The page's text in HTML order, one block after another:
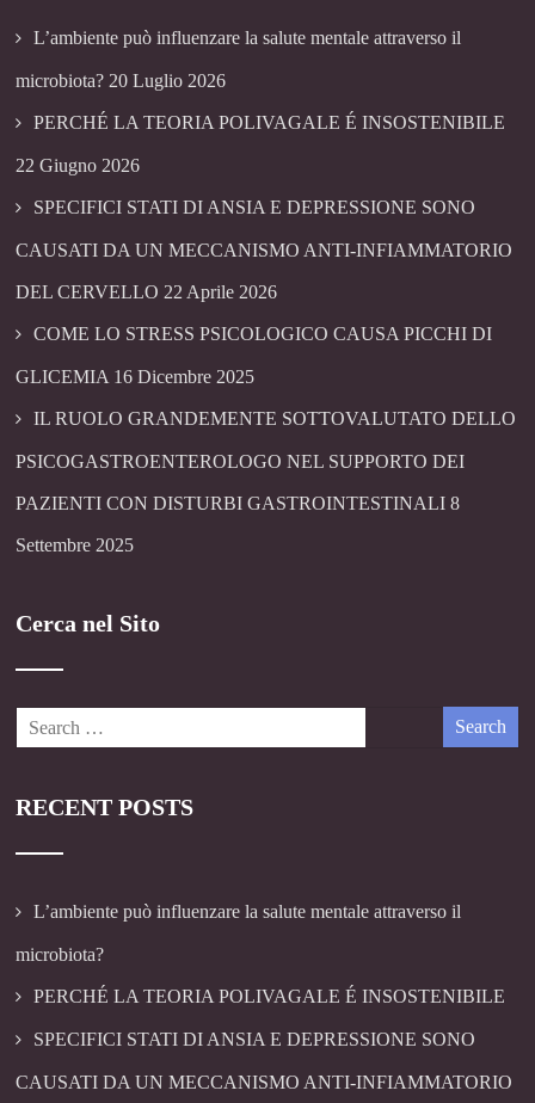
L’ambiente può influenzare la salute mentale attraverso il
microbiota? 20 Luglio 2026
PERCHÉ LA TEORIA POLIVAGALE É INSOSTENIBILE
22 Giugno 2026
SPECIFICI STATI DI ANSIA E DEPRESSIONE SONO
CAUSATI DA UN MECCANISMO ANTI-INFIAMMATORIO
DEL CERVELLO 22 Aprile 2026
COME LO STRESS PSICOLOGICO CAUSA PICCHI DI
GLICEMIA 16 Dicembre 2025
IL RUOLO GRANDEMENTE SOTTOVALUTATO DELLO
PSICOGASTROENTEROLOGO NEL SUPPORTO DEI
PAZIENTI CON DISTURBI GASTROINTESTINALI 8
Settembre 2025
Cerca nel Sito
RECENT POSTS
L’ambiente può influenzare la salute mentale attraverso il
microbiota?
PERCHÉ LA TEORIA POLIVAGALE É INSOSTENIBILE
SPECIFICI STATI DI ANSIA E DEPRESSIONE SONO
CAUSATI DA UN MECCANISMO ANTI-INFIAMMATORIO